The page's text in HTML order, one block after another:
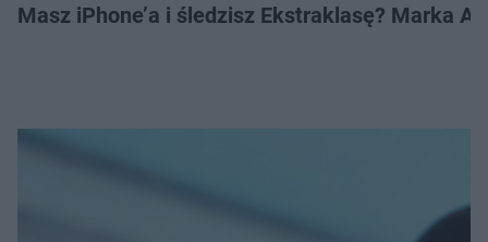
Masz iPhone’a i śledzisz Ekstraklasę? Marka